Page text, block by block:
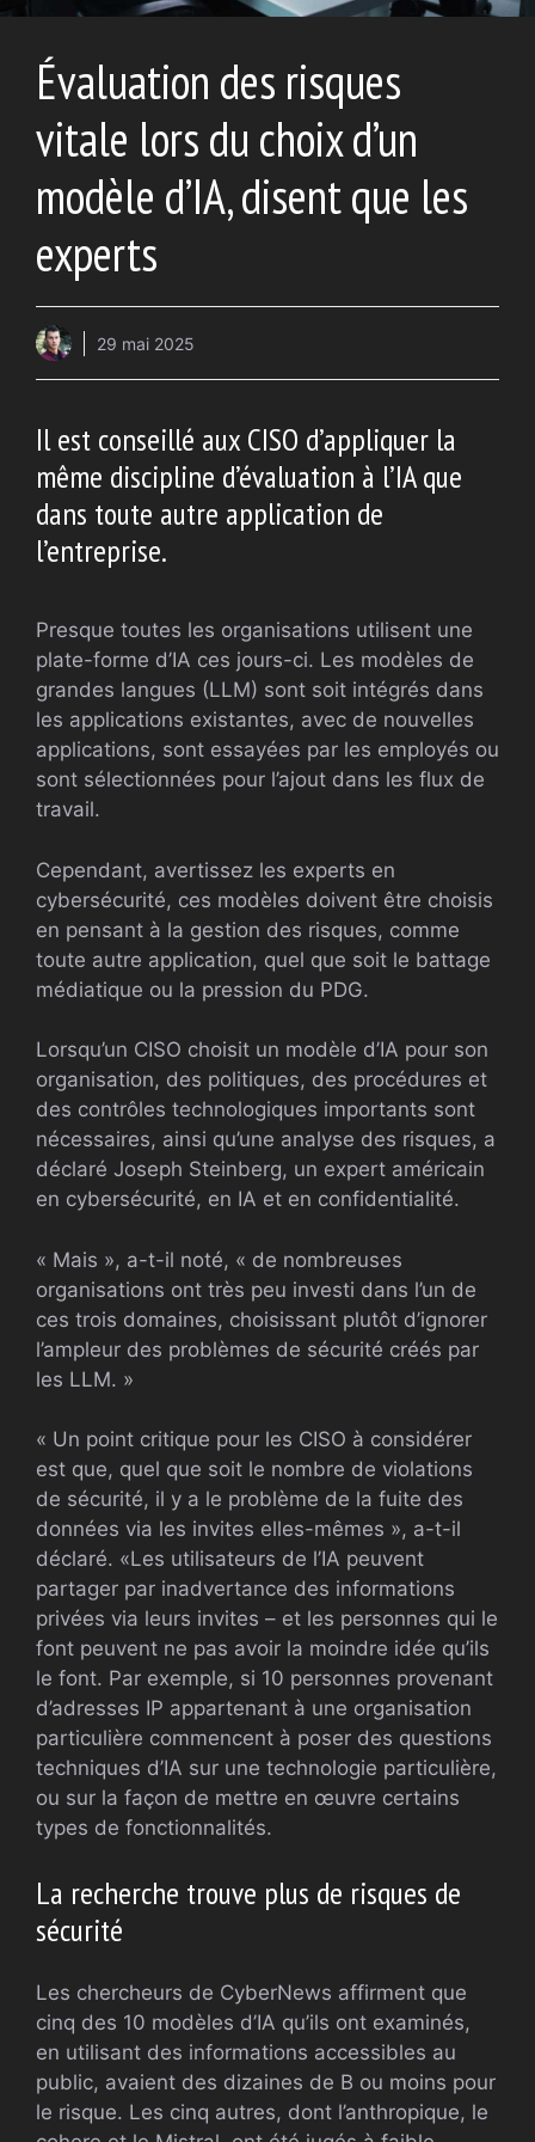
Évaluation des risques
vitale lors du choix d’un
modèle d’IA, disent que les
experts
29 mai 2025
Il est conseillé aux CISO d’appliquer la
même discipline d’évaluation à l’IA que
dans toute autre application de
l’entreprise.
Presque toutes les organisations utilisent une
plate-forme d’IA ces jours-ci. Les modèles de
grandes langues (LLM) sont soit intégrés dans
les applications existantes, avec de nouvelles
applications, sont essayées par les employés ou
sont sélectionnées pour l’ajout dans les flux de
travail.
Cependant, avertissez les experts en
cybersécurité, ces modèles doivent être choisis
en pensant à la gestion des risques, comme
toute autre application, quel que soit le battage
médiatique ou la pression du PDG.
Lorsqu’un CISO choisit un modèle d’IA pour son
organisation, des politiques, des procédures et
des contrôles technologiques importants sont
nécessaires, ainsi qu’une analyse des risques, a
déclaré Joseph Steinberg, un expert américain
en cybersécurité, en IA et en confidentialité.
« Mais », a-t-il noté, « de nombreuses
organisations ont très peu investi dans l’un de
ces trois domaines, choisissant plutôt d’ignorer
l’ampleur des problèmes de sécurité créés par
les LLM. »
« Un point critique pour les CISO à considérer
est que, quel que soit le nombre de violations
de sécurité, il y a le problème de la fuite des
données via les invites elles-mêmes », a-t-il
déclaré. «Les utilisateurs de l’IA peuvent
partager par inadvertance des informations
privées via leurs invites – et les personnes qui le
font peuvent ne pas avoir la moindre idée qu’ils
le font. Par exemple, si 10 personnes provenant
d’adresses IP appartenant à une organisation
particulière commencent à poser des questions
techniques d’IA sur une technologie particulière,
ou sur la façon de mettre en œuvre certains
types de fonctionnalités.
La recherche trouve plus de risques de
sécurité
Les chercheurs de CyberNews affirment que
cinq des 10 modèles d’IA qu’ils ont examinés,
en utilisant des informations accessibles au
public, avaient des dizaines de B ou moins pour
le risque. Les cinq autres, dont l’anthropique, le